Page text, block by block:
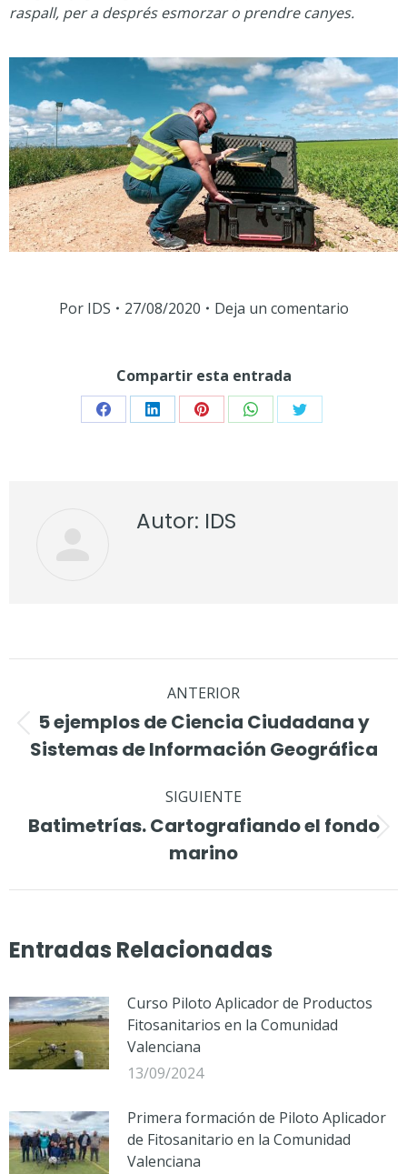
raspall, per a després esmorzar o prendre canyes.
Por IDS 27/08/2020 Deja un comentario
Compartir esta entrada
Share Share Share Share Share
Autor: IDS
entre
publicaciones
ANTERIOR
Publicación
anterior:
5 ejemplos de Ciencia Ciudadana y
Sistemas de Información Geográfica
SIGUIENTE
Publicación
siguiente:
Batimetrías. Cartografiando el fondo
marino
Entradas Relacionadas
Curso Piloto Aplicador de Productos
Fitosanitarios en la Comunidad
Valenciana
13/09/2024
Primera formación de Piloto Aplicador
de Fitosanitario en la Comunidad
Valenciana